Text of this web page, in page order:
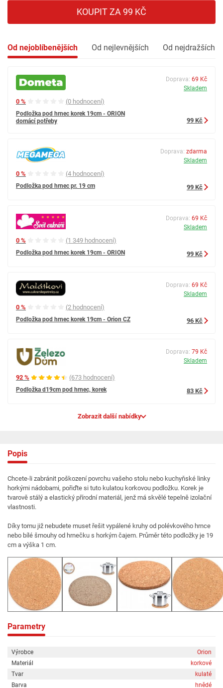
KOUPIT ZA 99 KČ
Od nejoblíbenějších Od nejlevnějších Od nejdražších
0 % (0 hodnocení)
Podložka pod hrnec korek 19cm - ORION
domácí potřeby
Doprava: 69 Kč
Skladem
99 Kč
0 % (4 hodnocení)
Podložka pod hrnec pr. 19 cm
Doprava: zdarma
Skladem
99 Kč
0 % (1 349 hodnocení)
Podložka pod hrnec korek 19cm - ORION
Doprava: 69 Kč
Skladem
99 Kč
0 % (2 hodnocení)
Podložka pod hrnec korek 19cm - Orion CZ
Doprava: 69 Kč
Skladem
96 Kč
92 % (673 hodnocení)
Podložka d19cm pod hrnec, korek
Doprava: 79 Kč
Skladem
83 Kč
Zobrazit další nabídky
Popis
Chcete-li zabránit poškození povrchu vašeho stolu nebo kuchyňské linky
horkými nádobami, pořiďte si tuto kulatou korkovou podložku. Korek je
tvarově stálý a elastický přírodní materiál, jenž má skvělé tepelně izolační
vlastnosti.
Díky tomu již nebudete muset řešit vypálené kruhy od polévkového hrnce
nebo bílé šmouhy od hrnečku s horkým čajem. Průměr této podložky je 19
cm a výška 1 cm.
Parametry
Výrobce
Orion
Materiál
korkové
Tvar
kulaté
Barva
hnědé